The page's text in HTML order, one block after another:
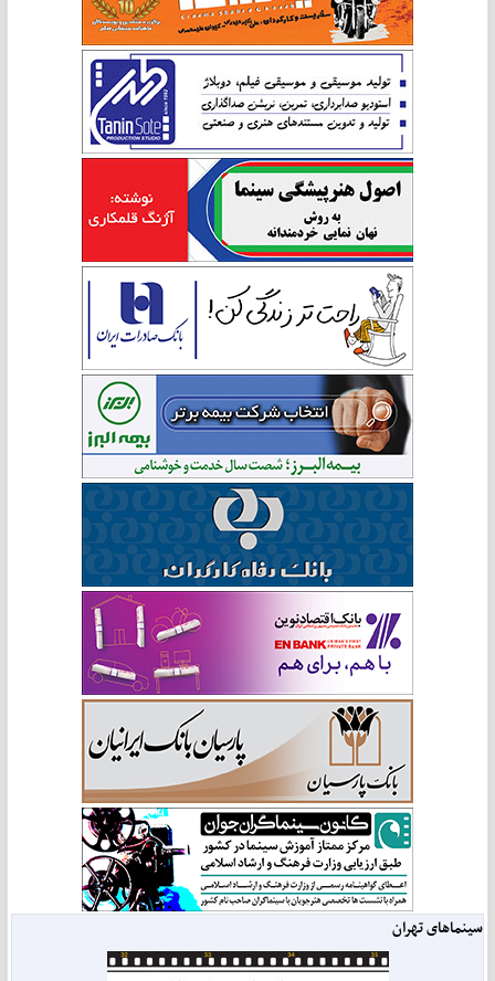
سینماهای تهران